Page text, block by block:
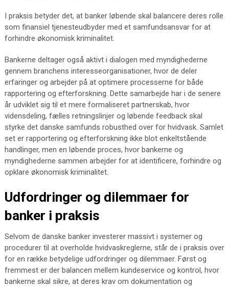
I praksis betyder det, at banker løbende skal balancere deres rolle
som finansiel tjenesteudbyder med et samfundsansvar for at
forhindre økonomisk kriminalitet.
Bankerne deltager også aktivt i dialogen med myndighederne
gennem branchens interesseorganisationer, hvor de deler
erfaringer og arbejder på at optimere processerne for både
rapportering og efterforskning. Dette samarbejde har i de senere
år udviklet sig til et mere formaliseret partnerskab, hvor
vidensdeling, fælles retningslinjer og løbende feedback skal
styrke det danske samfunds robusthed over for hvidvask. Samlet
set er rapportering og efterforskning ikke blot enkeltstående
handlinger, men en løbende proces, hvor bankerne og
myndighederne sammen arbejder for at identificere, forhindre og
opklare økonomisk kriminalitet.
Udfordringer og dilemmaer for
banker i praksis
Selvom de danske banker investerer massivt i systemer og
procedurer til at overholde hvidvaskreglerne, står de i praksis over
for en række betydelige udfordringer og dilemmaer. Først og
fremmest er der balancen mellem kundeservice og kontrol, hvor
bankerne skal sikre, at deres krav om dokumentation og